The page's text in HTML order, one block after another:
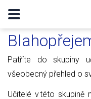
Patříte do skupiny
všeobecný přehled o
Učitelé v této skupině